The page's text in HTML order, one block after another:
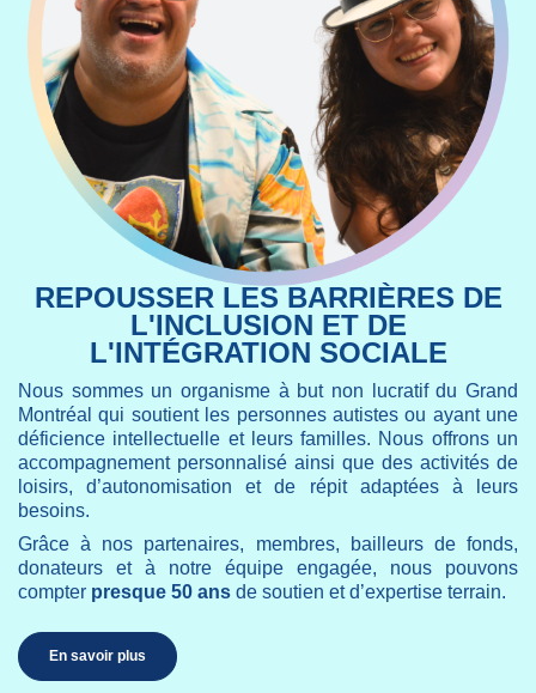
REPOUSSER LES BARRIÈRES DE
L'INCLUSION ET DE
L'INTÉGRATION SOCIALE
Nous sommes un organisme à but non lucratif du Grand
Montréal qui soutient les personnes autistes ou ayant une
déficience intellectuelle et leurs familles. Nous offrons un
accompagnement personnalisé ainsi que des activités de
loisirs, d’autonomisation et de répit adaptées à leurs
besoins.
Grâce à nos partenaires, membres, bailleurs de fonds,
donateurs et à notre équipe engagée, nous pouvons
compter presque 50 ans de soutien et d’expertise terrain.
En savoir plus